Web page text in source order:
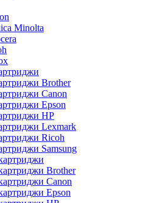
Minolta
Brother
Canon
Epson
HP
Lexmark
Ricoh
Samsung
Brother
Canon
Epson